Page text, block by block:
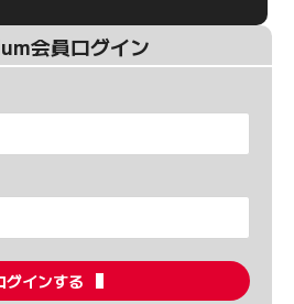
会員ログイン
グインする